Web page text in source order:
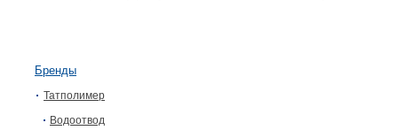
Бренды
Татполимер
Водоотвод